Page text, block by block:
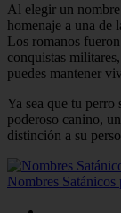
Al elegir un
homenaje a una de
Los romanos
conquistas
puedes mantener
Ya sea que tu
poderoso canino,
distinción a su
Nombres Satánicos